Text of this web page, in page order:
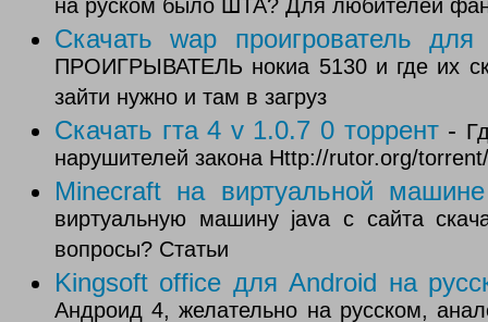
на руском было ШТА? Для любителей
Скачать wap проигрователь
ПРОИГРЫВАТЕЛЬ нокиа 5130 и где их
зайти нужно и там в загруз
Скачать гта 4 v 1.0.7 0 торрент-
нарушителей закона Http://rutor.org/
Minecraft на виртуальной машине
виртуальную машину java с сайта
вопросы? Cтатьи
Kingsoft office для Android на
Андроид 4, желательно на русском,